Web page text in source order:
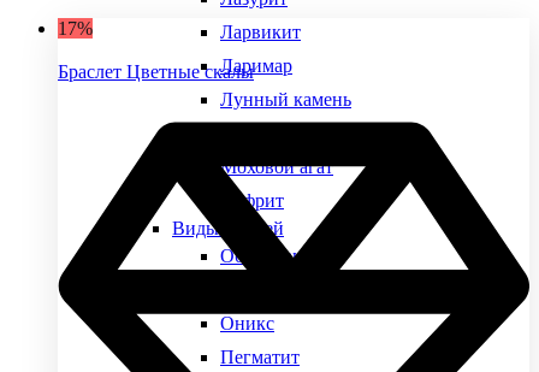
Ларвикит
Ларимар
Лунный камень
Моховой агат
Нефрит
Виды камней
Обсидиан
Оникс
Пегматит
17%
Браслет Цветные скалы